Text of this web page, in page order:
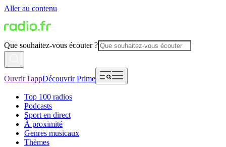
Aller au contenu
Que souhaitez-vous écouter ?
Ouvrir l'appDécouvrir Prime
Top 100 radios
Podcasts
Sport en direct
À proximité
Genres musicaux
Thèmes